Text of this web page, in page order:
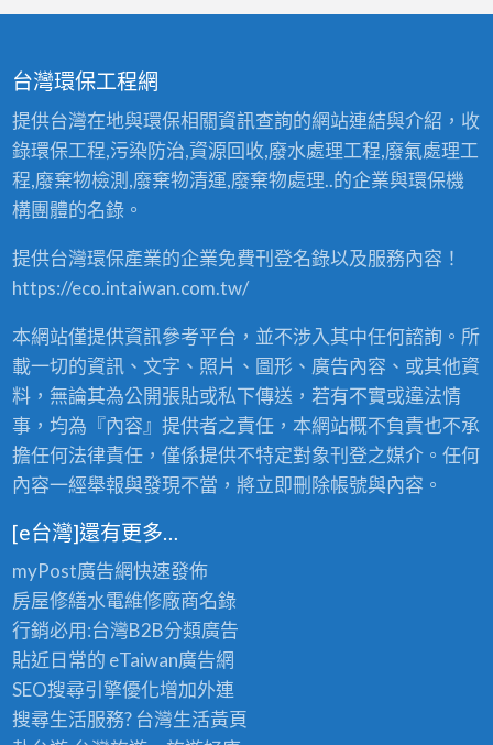
2
務
中
回
收
、
收
購
賣
2
小
時
省
服
務
！
〉
台灣環保工程網
提供台灣在地與環保相關資訊查詢的網站連結與介紹，收
錄環保工程,污染防治,資源回收,廢水處理工程,廢氣處理工
程,廢棄物檢測,廢棄物清運,廢棄物處理..的企業與環保機
構團體的名錄。
提供台灣環保產業的企業免費刊登名錄以及服務內容！
https://eco.intaiwan.com.tw/
本網站僅提供資訊參考平台，並不涉入其中任何諮詢。所
載一切的資訊、文字、照片、圖形、廣告內容、或其他資
料，無論其為公開張貼或私下傳送，若有不實或違法情
事，均為『內容』提供者之責任，本網站概不負責也不承
擔任何法律責任，僅係提供不特定對象刊登之媒介。任何
內容一經舉報與發現不當，將立即刪除帳號與內容。
[e台灣]還有更多…
myPost廣告網快速發佈
房屋修繕水電維修廠商名錄
行銷必用:台灣B2B分類廣告
貼近日常的 eTaiwan廣告網
SEO搜尋引擎優化增加外連
搜尋生活服務? 台灣生活黃頁